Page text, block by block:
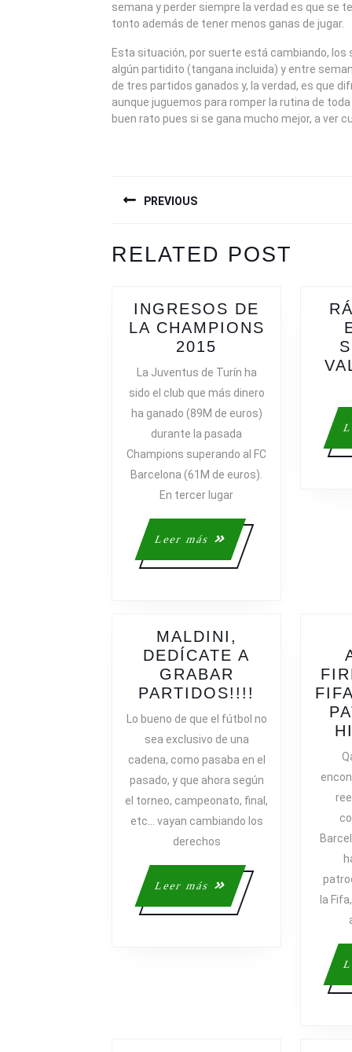
semana y perder siempre la verdad es que se
tonto además de tener menos ganas de jugar.
Esta situación, por suerte está cambiando, los
algún partidito (tangana incluida) y entre
de tres partidos ganados y, la verdad, es que
aunque juguemos para romper la rutina de
buen rato pues si se gana mucho mejor, a ver
DE
ENTRADAS
PREVIOUS
post:
RELATED POST
INGRESOS DE
LA CHAMPIONS
2015
DE
CHAMPIONS
2015
La Juventus de Turín ha
sido el club que más dinero
ha ganado (89M de euros)
durante la pasada
Champions superando al FC
Barcelona (61M de euros).
En tercer lugar
Leer más
Leer
más
MALDINI,
DEDÍCATE A
GRABAR
PARTIDOS!!!!
MALDINI,
DEDÍCATE
Lo bueno de que el fútbol no
sea exclusivo de una
cadena, como pasaba en el
pasado, y que ahora según
el torneo, campeonato, final,
etc… vayan cambiando los
derechos
Leer más
Leer
más
la